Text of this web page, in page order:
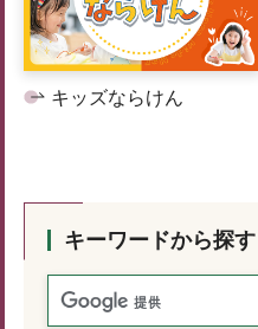
キッズならけん
キーワードから探す